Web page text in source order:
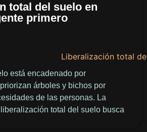
total del suelo en
primero
está encadenado por
árboles y bichos por
de las personas. La
total del suelo busca